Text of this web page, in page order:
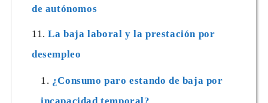
de autónomos
La baja laboral y la prestación por
desempleo
¿Consumo paro estando de baja por